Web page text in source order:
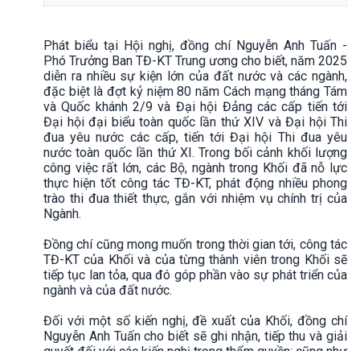
Phát biểu tại Hội nghị, đồng chí Nguyễn Anh Tuấn -
Phó Trưởng Ban TĐ-KT Trung ương cho biết, năm 2025
diễn ra nhiều sự kiện lớn của đất nước và các ngành,
đặc biệt là đợt kỷ niệm 80 năm Cách mạng tháng Tám
và Quốc khánh 2/9 và Đại hội Đảng các cấp tiến tới
Đại hội đại biểu toàn quốc lần thứ XIV và Đại hội Thi
đua yêu nước các cấp, tiến tới Đại hội Thi đua yêu
nước toàn quốc lần thứ XI. Trong bối cảnh khối lượng
công việc rất lớn, các Bộ, ngành trong Khối đã nỗ lực
thực hiện tốt công tác TĐ-KT, phát động nhiều phong
trào thi đua thiết thực, gắn với nhiệm vụ chính trị của
Ngành.
Đồng chí cũng mong muốn trong thời gian tới, công tác
TĐ-KT của Khối và của từng thành viên trong Khối sẽ
tiếp tục lan tỏa, qua đó góp phần vào sự phát triển của
ngành và của đất nước.
Đối với một số kiến nghị, đề xuất của Khối, đồng chí
Nguyễn Anh Tuấn cho biết sẽ ghi nhận, tiếp thu và giải